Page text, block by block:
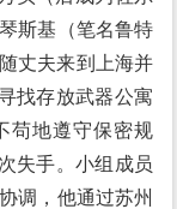
斯基（笔名鲁特
丈夫来到上海并
找存放武器公寓
苟地遵守保密规
失手。小组成员
调，他通过苏州